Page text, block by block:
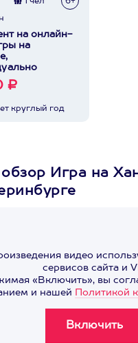
на онлайн-
на
₽
круглый год
Игра на
видео
сервисов сайта и
«Включить», вы
и нашей Политикой